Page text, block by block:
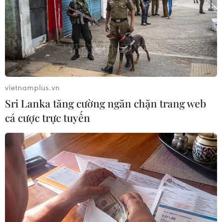
Nam - Thái Lan.
Về tình hình hoạt động của cộng đồng, Đại sứ
Phan Chí Thành đề cao những nỗ lực về dạy và
học tiếng Việt của bà con, mong muốn các cấp
hội tăng cường hơn nữa công tác dạy và học
tiếng Việt, có những hình thức khuyến khích bà
con nỗ lực duy trì tiếng Việt và văn hóa Việt
trong cộng đồng để từ đó giúp thế hệ trẻ hiểu
biết hơn nữa về quê hương đất nước, có sự gắn
kết chặt chẽ hơn với cội nguồn Việt Nam.
Tại tỉnh Nakhon Phanom, đoàn công tác cũng
đã tới dâng hương tưởng nhớ Bác Hồ tại Khu
tưởng niệm Chủ tịch Hồ Chí Minh ở bản Mạy./.
(TTXVN/Vietnam+)
vietnamplus.vn
Sri Lanka tăng cường ngăn chặn trang web
cá cược trực tuyến